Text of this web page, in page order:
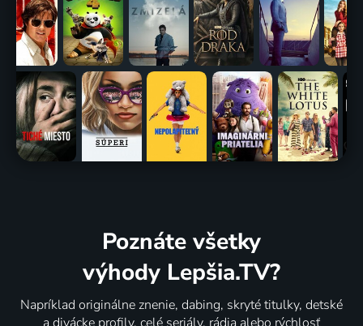
Poznáte všetky
výhody Lepšia.TV?
Napríklad originálne znenie, dabing, skryté titulky, detské